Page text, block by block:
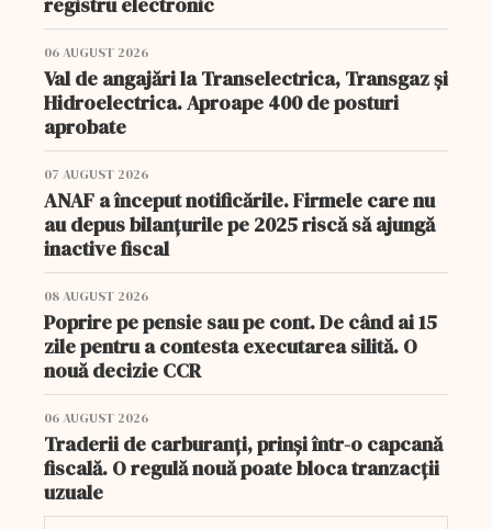
06 AUGUST 2026
Val de angajări la Transelectrica, Transgaz și
Hidroelectrica. Aproape 400 de posturi
aprobate
07 AUGUST 2026
ANAF a început notificările. Firmele care nu
au depus bilanțurile pe 2025 riscă să ajungă
inactive fiscal
08 AUGUST 2026
Poprire pe pensie sau pe cont. De când ai 15
zile pentru a contesta executarea silită. O
nouă decizie CCR
06 AUGUST 2026
Traderii de carburanți, prinși într-o capcană
fiscală. O regulă nouă poate bloca tranzacții
uzuale